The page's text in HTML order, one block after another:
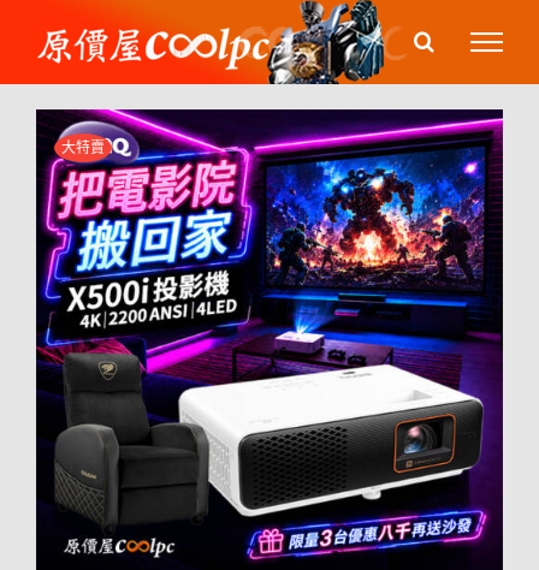
content
大特賣